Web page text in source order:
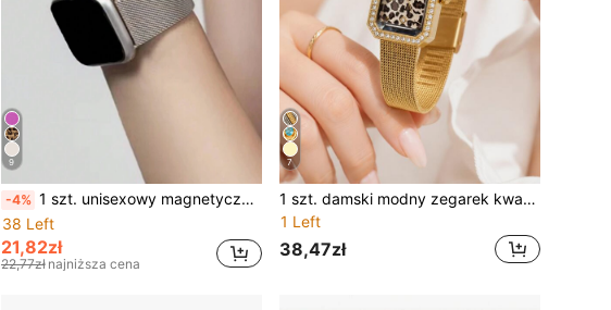
9
-4% 1 szt. unisexowy magnetyczny pasek do zegarka z siateczki, kompatybilny z Apple Watch Series 11/10/9/8/SE/7/6/5/4/3/2/1/Ultra/3/2/1, pasuje do tarczy 46 mm/49 mm/40 mm/44 mm/45 mm/41 mm/42 mm/38 mm, luksusowy, lekki i oddychający, regulowane zapięcie magnetyczne, pasek/akcesorium do inteligentnego zegarka, idealny prezent dla przyjaciół i rodziny
38 Left
21,82zł
22,77zł najniższa cena
7
1 szt. damski modny zegarek kwarcowy z cyrkoniami, kwadratowy, z złotą siateczkową bransoletą w panterkę, luksusowy prostokątny elegancki zegarek damski, formalny, na imprezę i na co dzień, idealny prezent dla kobiet, przyjaciółek i rodziny, odpowiedni na randki, podróże i codzienne noszenie
1 Left
38,47zł